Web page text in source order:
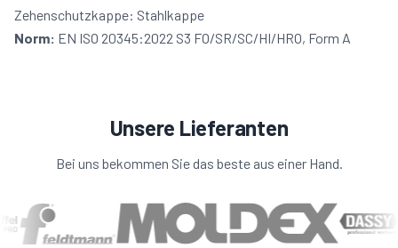
Zehenschutzkappe: Stahlkappe
Norm: EN ISO 20345:2022 S3 FO/SR/SC/HI/HRO, Form A
Unsere Lieferanten
Bei uns bekommen Sie das beste aus einer Hand.